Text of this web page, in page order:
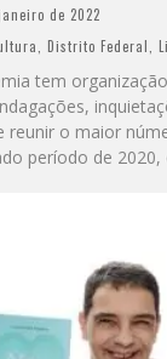
de 2022
Distrito Federal
tem
reunir o maior
período de 2020,